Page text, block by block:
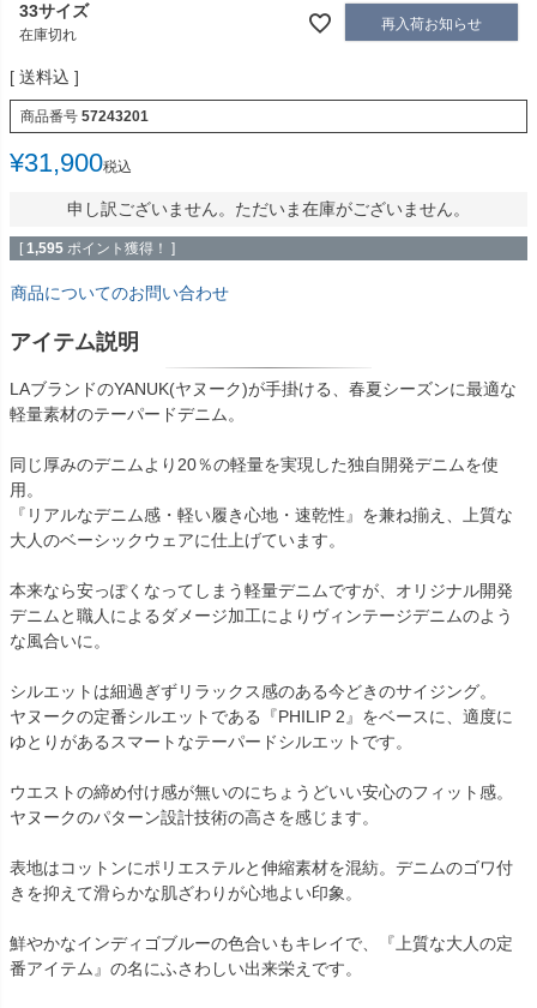
33サイズ
在庫切れ
再入荷お知らせ
送料込
商品番号 57243201
¥31,900税込
申し訳ございません。ただいま在庫がございません。
[ 1,595 ポイント獲得！ ]
商品についてのお問い合わせ
アイテム説明
LAブランドのYANUK(ヤヌーク)が手掛ける、春夏シーズンに最適な
軽量素材のテーパードデニム。
同じ厚みのデニムより20％の軽量を実現した独自開発デニムを使
用。
『リアルなデニム感・軽い履き心地・速乾性』を兼ね揃え、上質な
大人のベーシックウェアに仕上げています。
本来なら安っぽくなってしまう軽量デニムですが、オリジナル開発
デニムと職人によるダメージ加工によりヴィンテージデニムのよう
な風合いに。
シルエットは細過ぎずリラックス感のある今どきのサイジング。
ヤヌークの定番シルエットである『PHILIP 2』をベースに、適度に
ゆとりがあるスマートなテーパードシルエットです。
ウエストの締め付け感が無いのにちょうどいい安心のフィット感。
ヤヌークのパターン設計技術の高さを感じます。
表地はコットンにポリエステルと伸縮素材を混紡。デニムのゴワ付
きを抑えて滑らかな肌ざわりが心地よい印象。
鮮やかなインディゴブルーの色合いもキレイで、『上質な大人の定
番アイテム』の名にふさわしい出来栄えです。